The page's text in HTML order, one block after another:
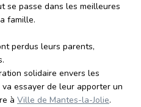
se passe dans les meilleures
famille.
perdus leurs parents,
solidaire envers les
essayer de leur apporter un
à Ville de Mantes-la-Jolie.